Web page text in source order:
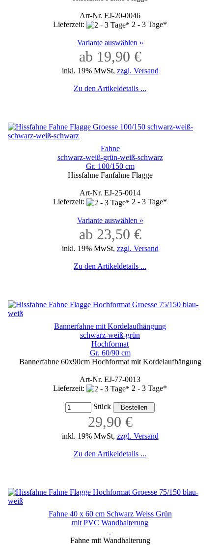
Art-Nr. EJ-20-0046
Lieferzeit:
2 - 3 Tage*
Variante auswählen »
ab 19,90 €
inkl. 19% MwSt, zzgl. Versand
Zu den Artikeldetails ...
Fahne
schwarz-weiß-grün-weiß-schwarz
Gr. 100/150 cm
Hissfahne Fanfahne Flagge
Art-Nr. EJ-25-0014
Lieferzeit:
2 - 3 Tage*
Variante auswählen »
ab 23,50 €
inkl. 19% MwSt, zzgl. Versand
Zu den Artikeldetails ...
Bannerfahne mit Kordelaufhängung
schwarz-weiß-grün
Hochformat
Gr. 60/90 cm
Bannerfahne 60x90cm Hochformat mit Kordelaufhängung
Art-Nr. EJ-77-0013
Lieferzeit:
2 - 3 Tage*
Stück
29,90 €
inkl. 19% MwSt, zzgl. Versand
Zu den Artikeldetails ...
Fahne 40 x 60 cm Schwarz Weiss Grün
mit PVC Wandhalterung
Fahne mit Wandhalterung